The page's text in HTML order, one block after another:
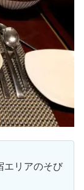
エリアのそび